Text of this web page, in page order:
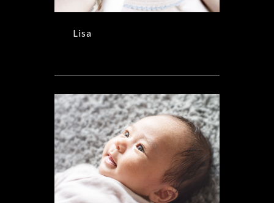
Lisa
Célestine
BOOK,CHILDREN